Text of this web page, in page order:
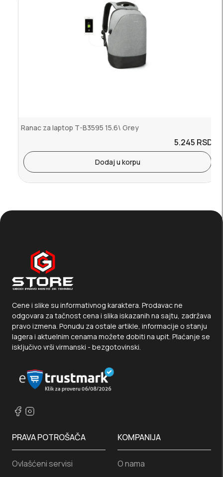
Ranac za laptop T-B3595 15.6\ Grey
5.245 RSD.
Dodaj u korpu
Cene i slike su informativnog karaktera. Prodavac ne
odgovara za tačnost cena i slika iskazanih na sajtu, zadržava
pravo izmena. Ponudu za ostale artikle, informacije o stanju
lagera i aktuelnim cenama možete dobiti na upit. Plaćanje se
isključivo vrši virmanski - bezgotovinski.
PRAVA POTROŠAČA
Ovlašćeni servisi
KOMPANIJA
O nama